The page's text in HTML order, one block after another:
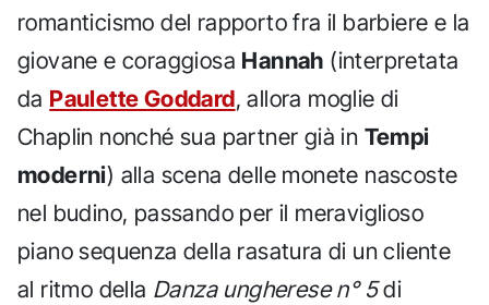
romanticismo del rapporto fra il barbiere e la
giovane e coraggiosa Hannah (interpretata
da Paulette Goddard, allora moglie di
Chaplin nonché sua partner già in Tempi
moderni) alla scena delle monete nascoste
nel budino, passando per il meraviglioso
piano sequenza della rasatura di un cliente
al ritmo della Danza ungherese n° 5di